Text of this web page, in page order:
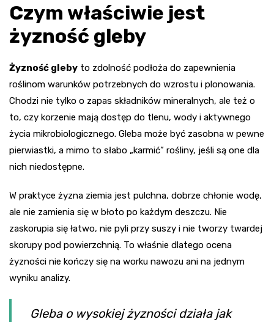
Czym właściwie jest
żyzność gleby
Żyzność gleby to zdolność podłoża do zapewnienia
roślinom warunków potrzebnych do wzrostu i plonowania.
Chodzi nie tylko o zapas składników mineralnych, ale też o
to, czy korzenie mają dostęp do tlenu, wody i aktywnego
życia mikrobiologicznego. Gleba może być zasobna w pewne
pierwiastki, a mimo to słabo „karmić” rośliny, jeśli są one dla
nich niedostępne.
W praktyce żyzna ziemia jest pulchna, dobrze chłonie wodę,
ale nie zamienia się w błoto po każdym deszczu. Nie
zaskorupia się łatwo, nie pyli przy suszy i nie tworzy twardej
skorupy pod powierzchnią. To właśnie dlatego ocena
żyzności nie kończy się na worku nawozu ani na jednym
wyniku analizy.
Gleba o wysokiej żyzności działa jak